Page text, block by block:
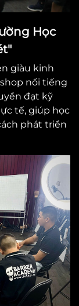
Học
giàu kinh
nổi tiếng
đạt kỹ
tế, giúp học
phát triển